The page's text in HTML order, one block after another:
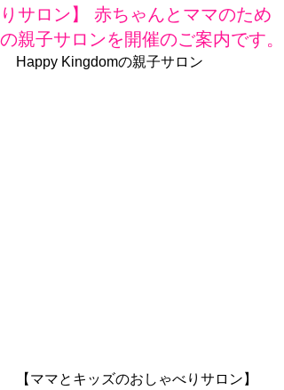
りサロン】 赤ちゃんとママのため
の親子サロンを開催のご案内です。
Happy Kingdomの親子サロン
【ママとキッズのおしゃべりサロン】